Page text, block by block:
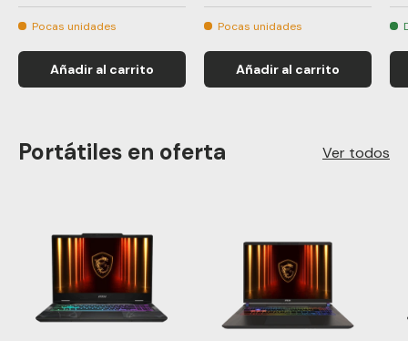
Pocas unidades
Añadir al carrito
Pocas unidades
Añadir al carrito
Portátiles en oferta Ver todos